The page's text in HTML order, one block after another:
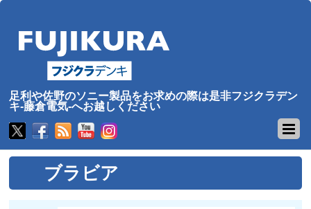
足利や佐野のソニー製品をお求めの際は是非フジクラデン
キ-藤倉電気-へお越しください
ブラビア